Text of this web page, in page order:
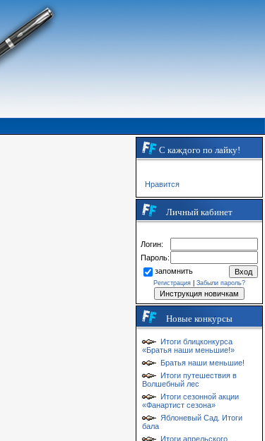
С каждого по лайку!
Нравится
Личный кабинет
Логин:
Пароль:
запомнить
Регистрация Забыли пароль?
Новые конкурсы
Итоги блицконкурса
«Братья наши меньшие!»
Братья наши меньшие!
Итоги путешествия в
Волшебный лес
Итоги сезонной акции
«Фанартист сезона»
Яблоневый Сад. Итоги
бала
Итоги апрельского